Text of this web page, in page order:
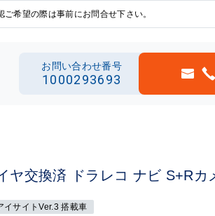
希望の際は事前にお問合せ下さい。
お問い合わせ番号
1000293693
交換済 ドラレコ ナビ S+Rカ
イサイトVer.3 搭載車